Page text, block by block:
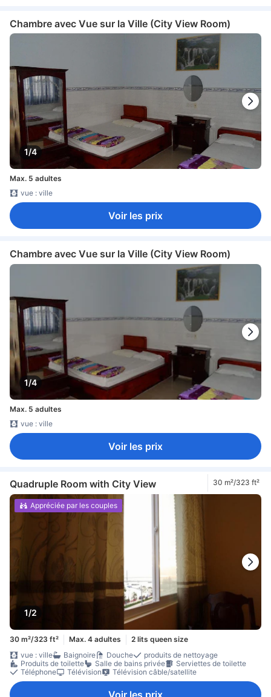
Chambre avec Vue sur la Ville (City View Room)
1/4
Max. 5 adultes
vue : ville
Voir les prix
Chambre avec Vue sur la Ville (City View Room)
1/4
Max. 5 adultes
vue : ville
Voir les prix
Quadruple Room with City View 30 m²/323 ft²
1/2
Appréciée par les couples
30 m²/323 ft² Max. 4 adultes
2 lits queen size
vue : ville
Baignoire Douche
produits de nettoyage
Produits de toilette
Salle de bains privée
Serviettes de toilette
Téléphone
Télévision Télévision câble/satellite
Voir les prix